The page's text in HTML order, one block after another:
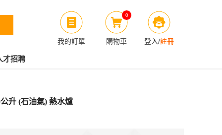
我的訂單
0
購物車 登入/註冊
才招聘
升 (石油氣) 熱水爐